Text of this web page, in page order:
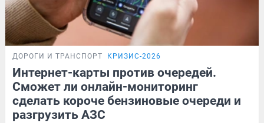
ДОРОГИ И ТРАНСПОРТ КРИЗИС-2026
Интернет-карты против очередей.
Сможет ли онлайн-мониторинг
сделать короче бензиновые очереди и
разгрузить АЗС